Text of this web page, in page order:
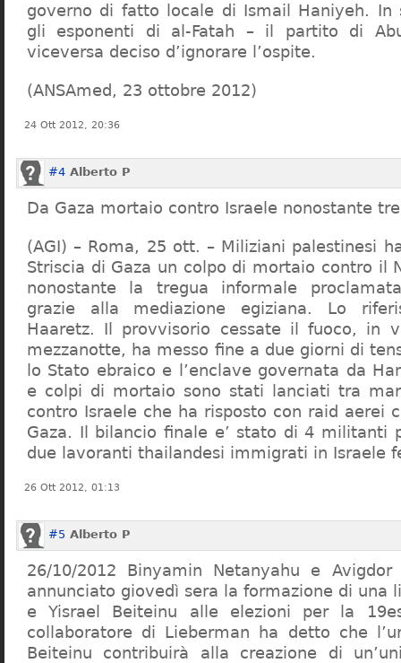
governo di fatto locale di Ismail Haniyeh. In
gli esponenti di al-Fatah – il partito di
viceversa deciso d’ignorare l’ospite.
(ANSAmed, 23 ottobre 2012)
24 Ott 2012, 20:36
#4 Alberto P
Da Gaza mortaio contro Israele nonostante
(AGI) – Roma, 25 ott. – Miliziani palestinesi
Striscia di Gaza un colpo di mortaio contro il
nonostante la tregua informale
grazie alla mediazione egiziana. Lo
Haaretz. Il provvisorio cessate il fuoco, in
mezzanotte, ha messo fine a due giorni di
lo Stato ebraico e l’enclave governata da
e colpi di mortaio sono stati lanciati tra
contro Israele che ha risposto con raid aerei
Gaza. Il bilancio finale e’ stato di 4 militanti
due lavoranti thailandesi immigrati in Israele
26 Ott 2012, 01:13
#5 Alberto P
26/10/2012 Binyamin Netanyahu e Avigdor
annunciato giovedì sera la formazione di una
e Yisrael Beiteinu alle elezioni per la
collaboratore di Lieberman ha detto che
Beiteinu contribuirà alla creazione di